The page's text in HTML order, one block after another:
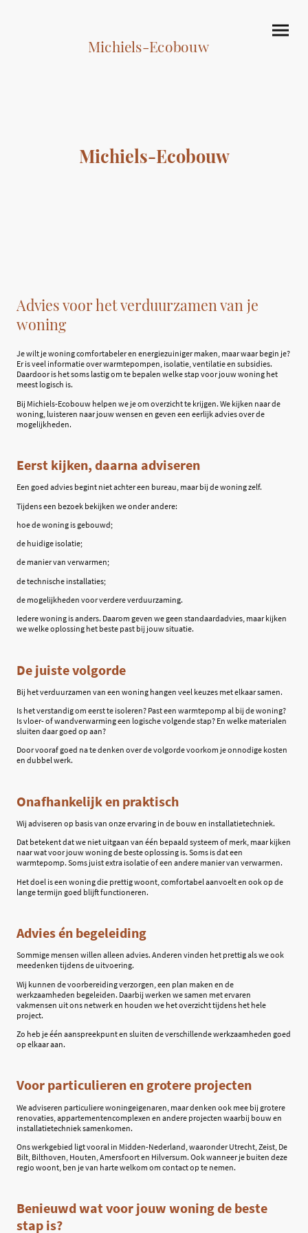
Michiels-Ecobouw
Michiels-Ecobouw
Advies voor het verduurzamen van je
woning
Je wilt je woning comfortabeler en energiezuiniger maken, maar waar begin je?
Er is veel informatie over warmtepompen, isolatie, ventilatie en subsidies.
Daardoor is het soms lastig om te bepalen welke stap voor jouw woning het
meest logisch is.
Bij Michiels-Ecobouw helpen we je om overzicht te krijgen. We kijken naar de
woning, luisteren naar jouw wensen en geven een eerlijk advies over de
mogelijkheden.
Eerst kijken, daarna adviseren
Een goed advies begint niet achter een bureau, maar bij de woning zelf.
Tijdens een bezoek bekijken we onder andere:
hoe de woning is gebouwd;
de huidige isolatie;
de manier van verwarmen;
de technische installaties;
de mogelijkheden voor verdere verduurzaming.
Iedere woning is anders. Daarom geven we geen standaardadvies, maar kijken
we welke oplossing het beste past bij jouw situatie.
De juiste volgorde
Bij het verduurzamen van een woning hangen veel keuzes met elkaar samen.
Is het verstandig om eerst te isoleren? Past een warmtepomp al bij de woning?
Is vloer- of wandverwarming een logische volgende stap? En welke materialen
sluiten daar goed op aan?
Door vooraf goed na te denken over de volgorde voorkom je onnodige kosten
en dubbel werk.
Onafhankelijk en praktisch
Wij adviseren op basis van onze ervaring in de bouw en installatietechniek.
Dat betekent dat we niet uitgaan van één bepaald systeem of merk, maar kijken
naar wat voor jouw woning de beste oplossing is. Soms is dat een
warmtepomp. Soms juist extra isolatie of een andere manier van verwarmen.
Het doel is een woning die prettig woont, comfortabel aanvoelt en ook op de
lange termijn goed blijft functioneren.
Advies én begeleiding
Sommige mensen willen alleen advies. Anderen vinden het prettig als we ook
meedenken tijdens de uitvoering.
Wij kunnen de voorbereiding verzorgen, een plan maken en de
werkzaamheden begeleiden. Daarbij werken we samen met ervaren
vakmensen uit ons netwerk en houden we het overzicht tijdens het hele
project.
Zo heb je één aanspreekpunt en sluiten de verschillende werkzaamheden goed
op elkaar aan.
Voor particulieren en grotere projecten
We adviseren particuliere woningeigenaren, maar denken ook mee bij grotere
renovaties, appartementencomplexen en andere projecten waarbij bouw en
installatietechniek samenkomen.
Ons werkgebied ligt vooral in Midden-Nederland, waaronder Utrecht, Zeist, De
Bilt, Bilthoven, Houten, Amersfoort en Hilversum. Ook wanneer je buiten deze
regio woont, ben je van harte welkom om contact op te nemen.
Benieuwd wat voor jouw woning de beste
stap is?